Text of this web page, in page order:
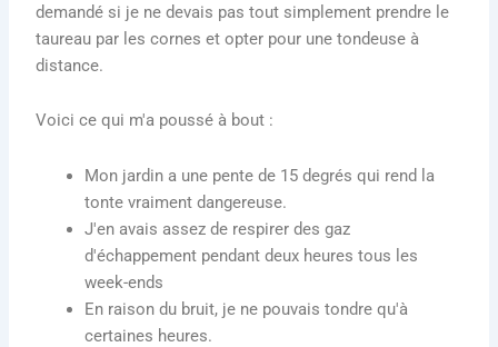
demandé si je ne devais pas tout simplement prendre le
taureau par les cornes et opter pour une tondeuse à
distance.
Voici ce qui m'a poussé à bout :
Mon jardin a une pente de 15 degrés qui rend la
tonte vraiment dangereuse.
J'en avais assez de respirer des gaz
d'échappement pendant deux heures tous les
week-ends
En raison du bruit, je ne pouvais tondre qu'à
certaines heures.